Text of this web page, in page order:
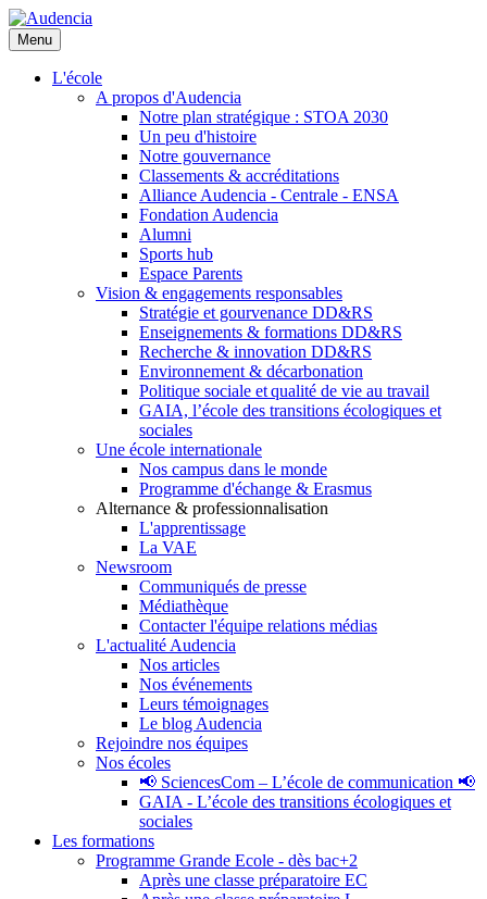
Aller
au
contenu
principal
Menu
L'école
A propos d'Audencia
Notre plan stratégique : STOA 2030
Un peu d'histoire
Notre gouvernance
Classements & accréditations
Alliance Audencia - Centrale - ENSA
Fondation Audencia
Alumni
Sports hub
Espace Parents
Vision & engagements responsables
Stratégie et gourvenance DD&RS
Enseignements & formations DD&RS
Recherche & innovation DD&RS
Environnement & décarbonation
Politique sociale et qualité de vie au travail
GAIA, l’école des transitions écologiques et
sociales
Une école internationale
Nos campus dans le monde
Programme d'échange & Erasmus
Alternance & professionnalisation
L'apprentissage
La VAE
Newsroom
Communiqués de presse
Médiathèque
Contacter l'équipe relations médias
L'actualité Audencia
Nos articles
Nos événements
Leurs témoignages
Le blog Audencia
Rejoindre nos équipes
Nos écoles
📢 SciencesCom – L’école de communication 📢
GAIA - L’école des transitions écologiques et
sociales
Les formations
Programme Grande Ecole - dès bac+2
Après une classe préparatoire EC